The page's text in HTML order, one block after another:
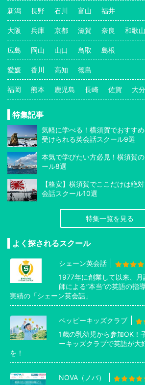
新潟 長野 石川 富山 福井
大阪 兵庫 京都 滋賀 奈良 和歌山
広島 岡山 山口 鳥取 島根
愛媛 香川 高知 徳島
福岡 熊本 鹿児島 長崎 佐賀 大分
特集記事
気軽に学べる！横須賀でおすす
受けられる英会話スクール9選
本気で学びたい方必見！横須賀
ール8選
【格安】横須賀でここだけは絶
会話スクール10選
特集一覧を見る
よく探されるスクール
シェーン英会話
1977年に創業して以来、
師による”本当”の英語の指
実績の「シェーン英会話」
ペッピーキッズクラブ
1歳の乳幼児から参加OK！
ーキッズクラブで英語が大
を！
NOVA（ノバ）